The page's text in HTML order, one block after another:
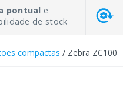
pontual e
de stock
compactas / Zebra ZC100